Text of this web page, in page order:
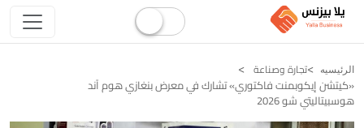
الرئيسيه تجارة وصناعة
«كيتشن إيكوبمنت فاكتوري» تشارك في معرض بنغازي هوم آند
هوسبيتاليتي شو 2026